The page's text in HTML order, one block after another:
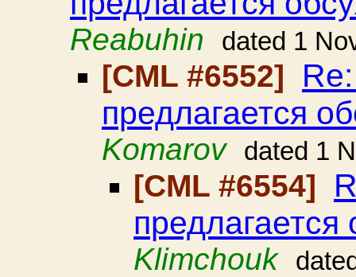
Reabuhin dated 1
[CML #6552]
предлагается
Komarov dated 1
[CML #6554]
Klimchouk